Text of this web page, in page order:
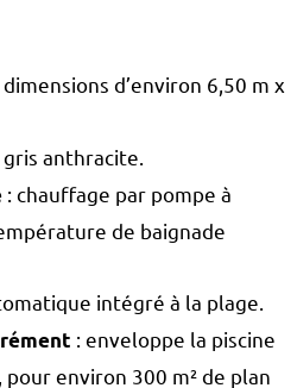
dimensions d’environ 6,50 m x
anthracite.
: chauffage par pompe à
de baignade
intégré à la plage.
: enveloppe la piscine
environ 300 m² de plan